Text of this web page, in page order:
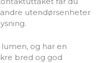
utendørsenheter
lumen, og har en
bred og god